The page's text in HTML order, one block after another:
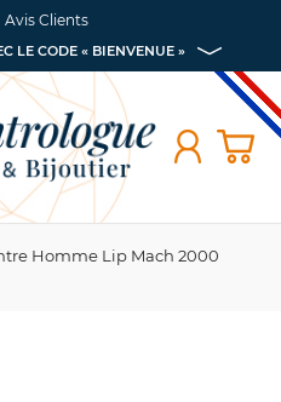
LE CODE « BIENVENUE »
Avis Clients
Homme Lip Mach 2000